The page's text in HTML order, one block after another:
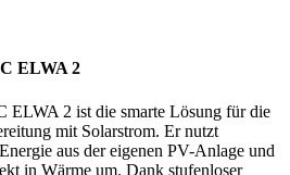
ELWA 2
ELWA 2 ist die smarte Lösung für die
mit Solarstrom. Er nutzt
aus der eigenen PV-Anlage und
in Wärme um. Dank stufenloser